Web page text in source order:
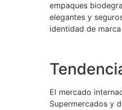
empaques
elegantes y
identidad de
El mercado
Supermercados y